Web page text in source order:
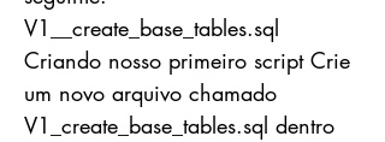
V1__create_base_tables.sql
Criando nosso primeiro script Crie
um novo arquivo chamado
V1_create_base_tables.sql dentro